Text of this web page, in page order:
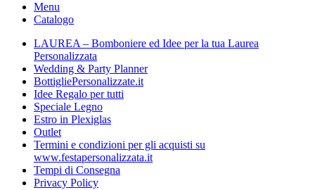
Menu
Catalogo
LAUREA – Bomboniere ed Idee per la tua Laurea
Personalizzata
Wedding & Party Planner
BottigliePersonalizzate.it
Idee Regalo per tutti
Speciale Legno
Estro in Plexiglas
Outlet
Termini e condizioni per gli acquisti su
www.festapersonalizzata.it
Tempi di Consegna
Privacy Policy